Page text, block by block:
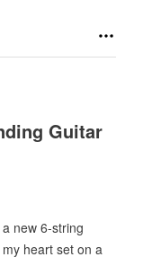
Guitar
new 6-string
heart set on a